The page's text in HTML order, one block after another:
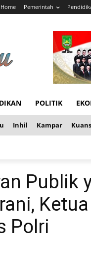
Home Pemerintah
POLITIK
Inhil Kampar
Publik
Ketua
Polri